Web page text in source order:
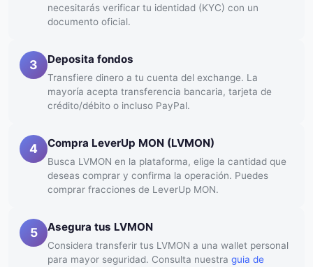
necesitarás verificar tu identidad (KYC) con un
documento oficial.
3 Deposita fondos
Transfiere dinero a tu cuenta del exchange. La
mayoría acepta transferencia bancaria, tarjeta de
crédito/débito o incluso PayPal.
4 Compra LeverUp MON (LVMON)
Busca LVMON en la plataforma, elige la cantidad que
deseas comprar y confirma la operación. Puedes
comprar fracciones de LeverUp MON.
5 Asegura tus LVMON
Considera transferir tus LVMON a una wallet personal
para mayor seguridad. Consulta nuestra guia de